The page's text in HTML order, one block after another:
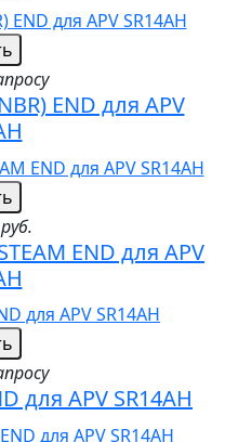
END для APV
END для APV
для APV SR14AH